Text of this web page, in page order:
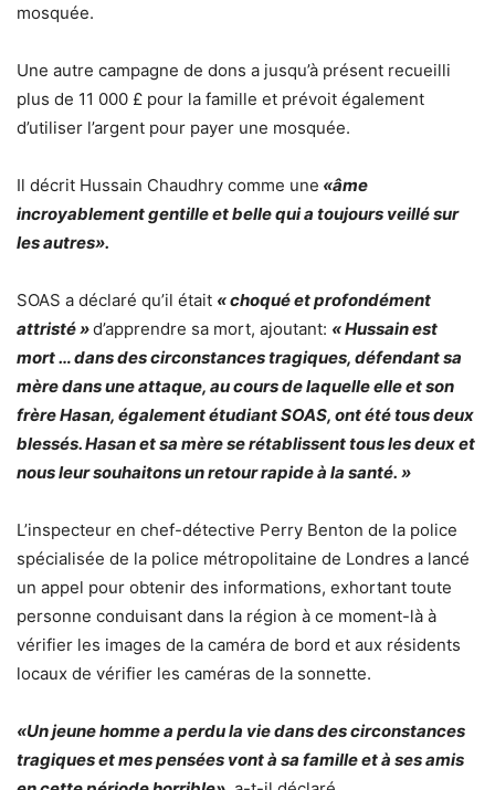
mosquée.
Une autre campagne de dons a jusqu’à présent recueilli
plus de 11 000 £ pour la famille et prévoit également
d’utiliser l’argent pour payer une mosquée.
Il décrit Hussain Chaudhry comme une «âme
incroyablement gentille et belle qui a toujours veillé sur
les autres».
SOAS a déclaré qu’il était « choqué et profondément
attristé »d’apprendre sa mort, ajoutant: « Hussain est
mort … dans des circonstances tragiques, défendant sa
mère dans une attaque, au cours de laquelle elle et son
frère Hasan, également étudiant SOAS, ont été tous deux
blessés. Hasan et sa mère se rétablissent tous les deux et
nous leur souhaitons un retour rapide à la santé. »
L’inspecteur en chef-détective Perry Benton de la police
spécialisée de la police métropolitaine de Londres a lancé
un appel pour obtenir des informations, exhortant toute
personne conduisant dans la région à ce moment-là à
vérifier les images de la caméra de bord et aux résidents
locaux de vérifier les caméras de la sonnette.
«Un jeune homme a perdu la vie dans des circonstances
tragiques et mes pensées vont à sa famille et à ses amis